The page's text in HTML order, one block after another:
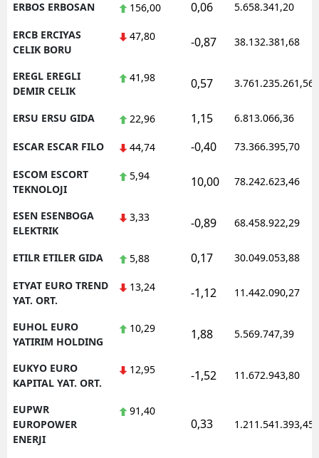
ERBOS ERBOSAN 156,00 0,06 5.658.341,20
ERCB ERCIYAS
CELIK BORU
47,80 -0,87 38.132.381,68
EREGL EREGLI
DEMIR CELIK
41,98 0,57 3.761.235.261,56
ERSU ERSU GIDA 22,96 1,15 6.813.066,36
ESCAR ESCAR FILO 44,74 -0,40 73.366.395,70
ESCOM ESCORT
TEKNOLOJI
5,94 10,00 78.242.623,46
ESEN ESENBOGA
ELEKTRIK
3,33 -0,89 68.458.922,29
ETILR ETILER GIDA 5,88 0,17 30.049.053,88
ETYAT EURO TREND
YAT. ORT.
13,24 -1,12 11.442.090,27
EUHOL EURO
YATIRIM HOLDING
10,29 1,88 5.569.747,39
EUKYO EURO
KAPITAL YAT. ORT.
12,95 -1,52 11.672.943,80
EUPWR
EUROPOWER
ENERJI
91,40
0,33 1.211.541.393,45